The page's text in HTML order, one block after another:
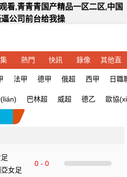
看,青青青国产精品一区二区,中国
公司前台给我操
熱門 快訊 錄像 其他直
播
法甲 德甲 俄超 西甲 日職
巴林超 威超 德乙 歐協
0 - 0
女足